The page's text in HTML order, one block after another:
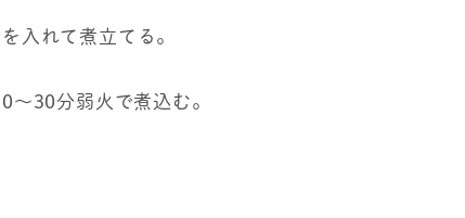
入れて煮立てる。
30分弱火で煮込む。